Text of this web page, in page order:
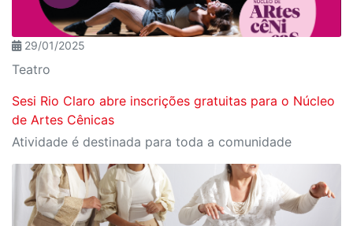
29/01/2025
Teatro
Sesi Rio Claro abre inscrições gratuitas para o Núcleo
de Artes Cênicas
Atividade é destinada para toda a comunidade